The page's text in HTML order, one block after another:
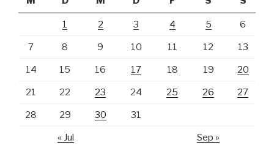
1 2 3 4 5 6
7 8 9 10 11 12 13
14 15 16 17 18 19 20
21 22 23 24 25 26 27
28 29 30 31
« Jul Sep »